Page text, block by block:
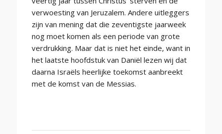
verwoesting van Jeruzalem. Andere uitleggers
zijn van mening dat die zeventigste jaarweek
nog moet komen als een periode van grote
verdrukking. Maar dat is niet het einde, want in
het laatste hoofdstuk van Daniël lezen wij dat
daarna Israëls heerlijke toekomst aanbreekt
met de komst van de Messias.